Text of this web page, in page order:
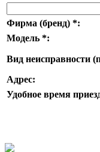
Фирма (бренд) *:
Модель *:
Вид неисправности
Адрес:
Удобное время